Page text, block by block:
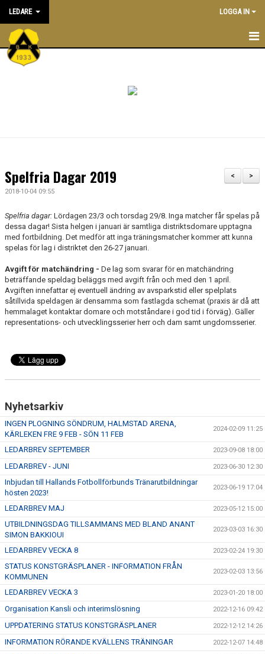
LEDARE LOGGA IN
STARTSIDA
INRIKTNING OCH RIKTLINJER
EKONOMIPOLICY
UTBILDNING
DOKUMENTBANK
LEDARGUIDER
FÖRSÄKRING FOLKSAM
NIVÅANPASSNING BK ASTRIO
>
<
Spelfria Dagar 2019
2018-10-04 09:55
Spelfria dagar: Lördagen 23/3 och torsdag 29/8. Inga matcher får spelas på
dessa dagar! Sista helgen i januari är samtliga distriktsdomare upptagna
med fortbildning. Det medför att inga träningsmatcher kommer att kunna
spelas för lag i distriktet den 26-27 januari.
Avgift för matchändring - De lag som svarar för en matchändring
beträffande speldag beläggs med avgift från och med den 1 april.
Avgiften innefattar ej eventuell ändring av avsparkstid eller spelplats
såtillvida speldagen är densamma som fastlagda schemat (praxis är då att
hemmalaget kontaktar domare och motståndare i god tid i förväg). Gäller
representations- och utvecklingsserier herr och dam samt ungdomsserier.
Nyhetsarkiv
INGEN PLOGNING SÖNDRUM, HALMSTAD ARENA,
KÄRLEKEN FRE 9 FEB - SÖN 11 FEB
2024-02-09 11:25
LEDARBREV SEPTEMBER 2023-09-08 18:00
LEDARBREV - JUNI 2023-06-30 12:30
Inbjudan till Hallands Fotbollförbunds Tränarutbildningar
hösten 2023!
2023-06-19 17:04
LEDARBREV MAJ 2023-05-12 15:00
UTBILDNINGSDAG TILLSAMMANS MED BLAND ANANT
SIMON BAKKIOUI
2023-03-03 16:30
LEDARBREV VECKA 8 2023-02-24 19:30
STATUS KONSTGRÄSPLANER - INFORMATION FRÅN
KOMMUNEN
2023-02-03 13:56
LEDARBREV VECKA 3 2023-01-20 18:00
Organisation Kansli och interimslösning 2022-12-16 09:42
UPPDATERING STATUS KONSTGRÄSPLANER 2022-12-12 14:26
INFORMATION RÖRANDE KVÄLLENS TRÄNINGAR 2022-12-07 14:48